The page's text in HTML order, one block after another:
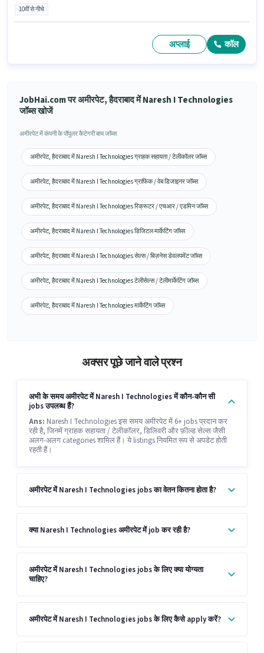
10वीं से नीचे
अप्लाई कॉल
JobHai.com पर अमीरपेट, हैदराबाद में Naresh I Technologies
जॉब्स खोजें
अमीरपेट में कंपनी के पॉपुलर कैटेगरी बाय जॉब्स
अमीरपेट, हैदराबाद में Naresh I Technologies ग्राहक सहायता / टेलीकॉलर जॉब्स
अमीरपेट, हैदराबाद में Naresh I Technologies ग्राफिक / वेब डिजाइनर जॉब्स
अमीरपेट, हैदराबाद में Naresh I Technologies रिक्रूटर / एचआर / एडमिन जॉब्स
अमीरपेट, हैदराबाद में Naresh I Technologies डिजिटल मार्केटिंग जॉब्स
अमीरपेट, हैदराबाद में Naresh I Technologies सेल्स / बिज़नेस डेवलपमेंट जॉब्स
अमीरपेट, हैदराबाद में Naresh I Technologies टेलीसेल्स / टेलीमार्केटिंग जॉब्स
अमीरपेट, हैदराबाद में Naresh I Technologies मार्केटिंग जॉब्स
अक्सर पूछे जाने वाले प्रश्न
अभी के समय अमीरपेट में Naresh I Technologies में कौन-कौन सी
jobs उपलब्ध हैं?
Ans: Naresh I Technologies इस समय अमीरपेट में 6+ jobs प्रदान कर
रही है, जिनमें ग्राहक सहायता / टेलीकॉलर, डिलिवरी और फ़ील्ड सेल्स जैसी
अलग-अलग categories शामिल हैं। ये listings नियमित रूप से अपडेट होती
रहती हैं।
अमीरपेट में Naresh I Technologies jobs का वेतन कितना होता है?
क्या Naresh I Technologies अमीरपेट में job कर रही है?
अमीरपेट में Naresh I Technologies jobs के लिए क्या योग्यता
चाहिए?
अमीरपेट में Naresh I Technologies jobs के लिए कैसे apply करें?